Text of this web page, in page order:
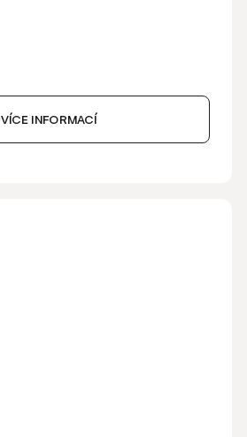
VÍCE INFORMACÍ